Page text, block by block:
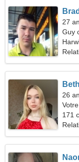
27
Guy
26
171